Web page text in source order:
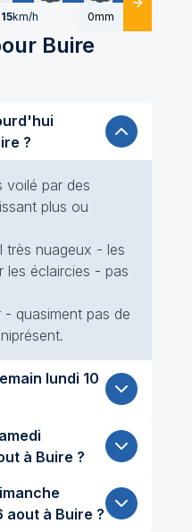
15km/h 0mm Détails
Buire
?
voilé par des
plus ou
très nuageux - les
les éclaircies - pas
quasiment pas de
10
aout à Buire ?
16 aout à Buire ?